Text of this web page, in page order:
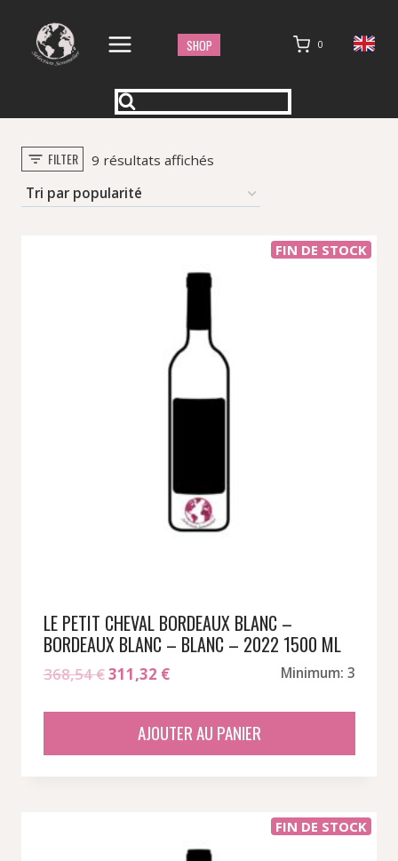
contenu
SHOP 0
FILTER 9 résultats affichésTrié
popularité
FIN DE STOCK
LE PETIT CHEVAL BORDEAUX BLANC –
BORDEAUX BLANC – BLANC – 2022 1500 ML
368,54€Le
était :
311,32 €Le
est :
Minimum: 3
AJOUTER AU PANIER
FIN DE STOCK